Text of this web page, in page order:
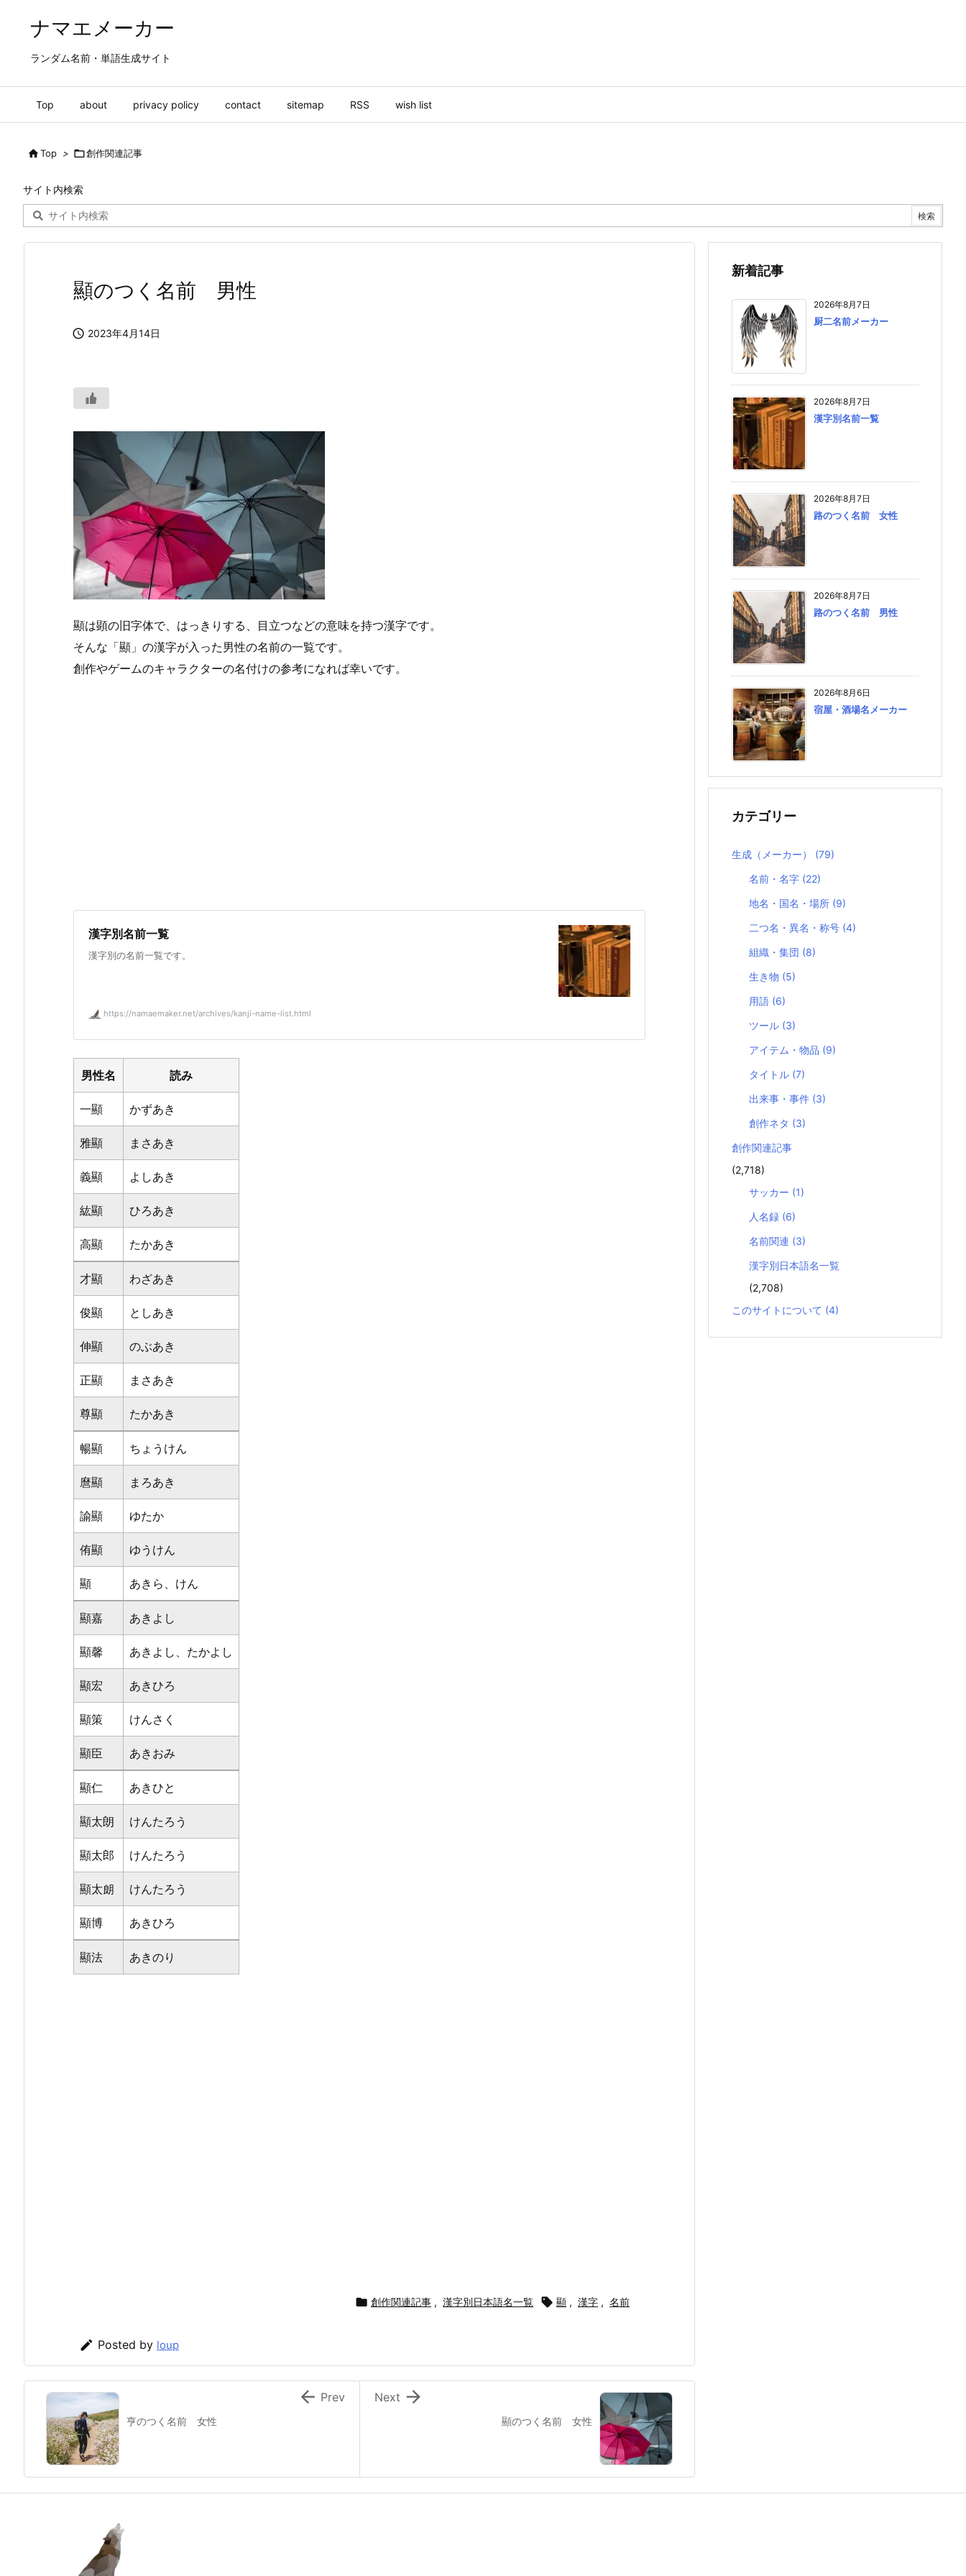
ナマエメーカー
ランダム名前・単語生成サイト
Top about privacy policy contact sitemap RSS wish list
Top > 創作関連記事
サイト内検索
顯のつく名前 男性
 2023年4月14日
顯は顕の旧字体で、はっきりする、目立つなどの意味を持つ漢字です。
そんな「顯」の漢字が入った男性の名前の一覧です。
創作やゲームのキャラクターの名付けの参考になれば幸いです。
漢字別名前一覧
漢字別の名前一覧です。
https://namaemaker.net/archives/kanji-name-list.html
男性名 読み
一顯 かずあき
雅顯 まさあき
義顯 よしあき
紘顯 ひろあき
高顯 たかあき
才顯 わざあき
俊顯 としあき
伸顯 のぶあき
正顯 まさあき
尊顯 たかあき
暢顯 ちょうけん
麿顯 まろあき
諭顯 ゆたか
侑顯 ゆうけん
顯 あきら、けん
顯嘉 あきよし
顯馨 あきよし、たかよし
顯宏 あきひろ
顯策 けんさく
顯臣 あきおみ
顯仁 あきひと
顯太朗 けんたろう
顯太郎 けんたろう
顯太朗 けんたろう
顯博 あきひろ
顯法 あきのり
 創作関連記事 , 漢字別日本語名一覧  顯 , 漢字 , 名前
 Posted by loup
顯のつく名前 女性

Next
亨のつく名前 女性
 Prev
新着記事
2026年8月7日
厨二名前メーカー
2026年8月7日
漢字別名前一覧
2026年8月7日
路のつく名前 女性
2026年8月7日
路のつく名前 男性
2026年8月6日
宿屋・酒場名メーカー
カテゴリー
生成（メーカー） (79)
名前・名字 (22)
地名・国名・場所 (9)
二つ名・異名・称号 (4)
組織・集団 (8)
生き物 (5)
用語 (6)
ツール (3)
アイテム・物品 (9)
タイトル (7)
出来事・事件 (3)
創作ネタ (3)
創作関連記事
(2,718)
サッカー (1)
人名録 (6)
名前関連 (3)
漢字別日本語名一覧
(2,708)
このサイトについて (4)